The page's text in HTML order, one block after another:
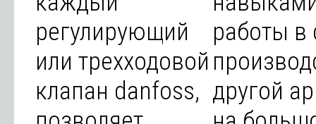
регулирующий
или трехходовой
клапан danfoss,
работы в
другой